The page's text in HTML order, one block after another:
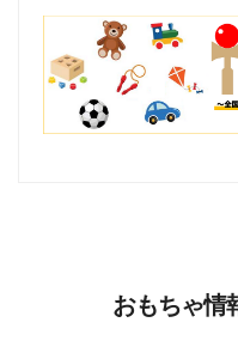
おもちゃ情